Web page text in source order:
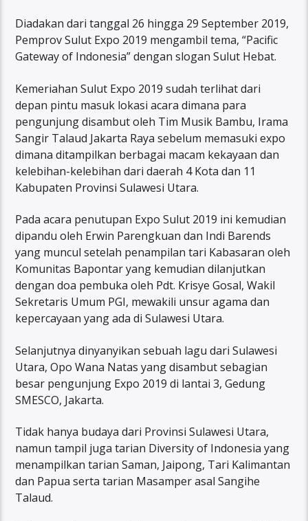
Diadakan dari tanggal 26 hingga 29 September 2019,
Pemprov Sulut Expo 2019 mengambil tema, “Pacific
Gateway of Indonesia” dengan slogan Sulut Hebat.
Kemeriahan Sulut Expo 2019 sudah terlihat dari
depan pintu masuk lokasi acara dimana para
pengunjung disambut oleh Tim Musik Bambu, Irama
Sangir Talaud Jakarta Raya sebelum memasuki expo
dimana ditampilkan berbagai macam kekayaan dan
kelebihan-kelebihan dari daerah 4 Kota dan 11
Kabupaten Provinsi Sulawesi Utara.
Pada acara penutupan Expo Sulut 2019 ini kemudian
dipandu oleh Erwin Parengkuan dan Indi Barends
yang muncul setelah penampilan tari Kabasaran oleh
Komunitas Bapontar yang kemudian dilanjutkan
dengan doa pembuka oleh Pdt. Krisye Gosal, Wakil
Sekretaris Umum PGI, mewakili unsur agama dan
kepercayaan yang ada di Sulawesi Utara.
Selanjutnya dinyanyikan sebuah lagu dari Sulawesi
Utara, Opo Wana Natas yang disambut sebagian
besar pengunjung Expo 2019 di lantai 3, Gedung
SMESCO, Jakarta.
Tidak hanya budaya dari Provinsi Sulawesi Utara,
namun tampil juga tarian Diversity of Indonesia yang
menampilkan tarian Saman, Jaipong, Tari Kalimantan
dan Papua serta tarian Masamper asal Sangihe
Talaud.